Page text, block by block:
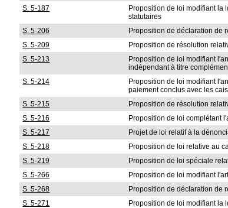
S. 5-187
Proposition de loi modifiant la
statutaires
S. 5-206 Proposition de déclaration de
S. 5-209
Proposition de résolution
S. 5-213
Proposition de loi modifiant
indépendant à titre
S. 5-214
Proposition de loi modifiant
paiement conclus avec les
S. 5-215 Proposition de résolution
S. 5-216
Proposition de loi complétant
S. 5-217
Projet de loi relatif à la
S. 5-218
Proposition de loi relative au
S. 5-219
Proposition de loi spéciale
S. 5-266
Proposition de loi modifiant
S. 5-268
Proposition de déclaration de
S. 5-271
Proposition de loi modifiant la